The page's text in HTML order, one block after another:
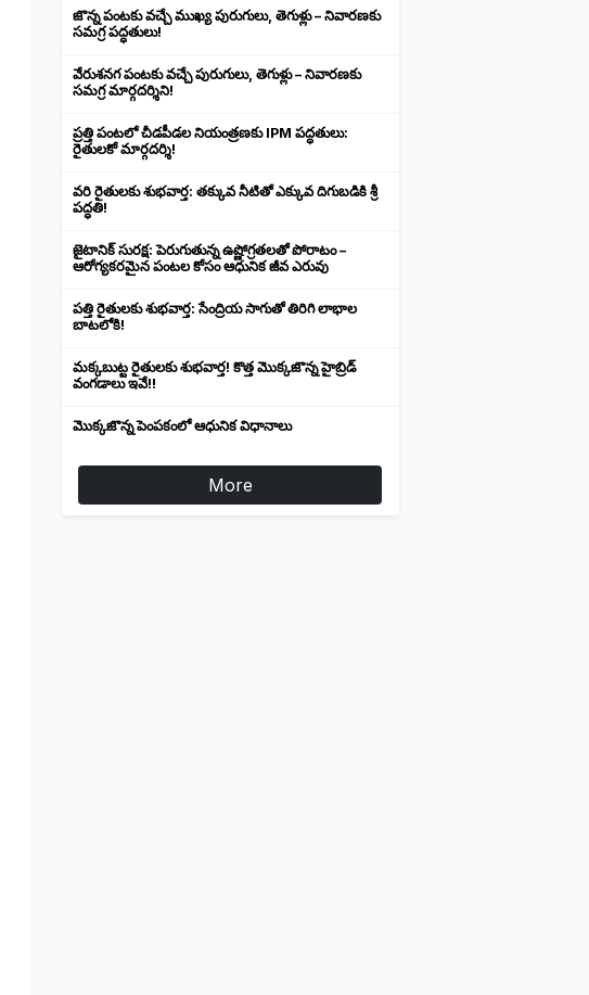
జొన్న పంటకు వచ్చే ముఖ్య పురుగులు, తెగుళ్లు – నివారణకు
సమగ్ర పద్ధతులు!
వేరుశనగ పంటకు వచ్చే పురుగులు, తెగుళ్లు – నివారణకు
సమగ్ర మార్గదర్శిని!
ప్రత్తి పంటలో చీడపీడల నియంత్రణకు IPM పద్ధతులు:
రైతులకో మార్గదర్శి!
వరి రైతులకు శుభవార్త: తక్కువ నీటితో ఎక్కువ దిగుబడికి శ్రీ
పద్ధతి!
జైటానిక్ సురక్ష: పెరుగుతున్న ఉష్ణోగ్రతలతో పోరాటం –
ఆరోగ్యకరమైన పంటల కోసం ఆధునిక జీవ ఎరువు
పత్తి రైతులకు శుభవార్త: సేంద్రియ సాగుతో తిరిగి లాభాల
బాటలోకి!
మక్కబుట్ట రైతులకు శుభవార్త! కొత్త మొక్కజొన్న హైబ్రిడ్
వంగడాలు ఇవే!!
మొక్కజొన్న పెంపకంలో ఆధునిక విధానాలు
More